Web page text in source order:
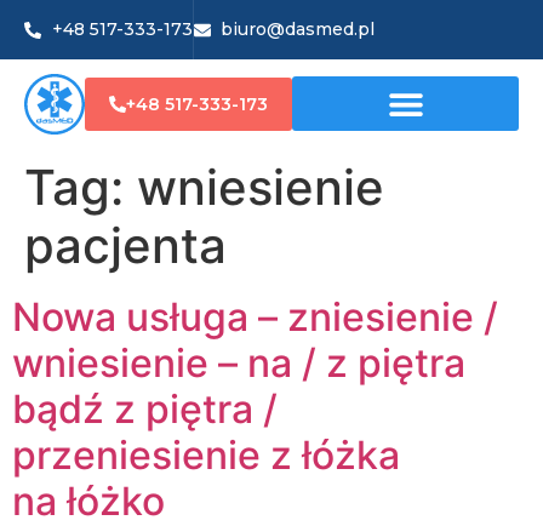
+48 517-333-173 biuro@dasmed.pl
+48 517-333-173
Tag: wniesienie
pacjenta
Nowa usługa – zniesienie /
wniesienie – na / z piętra
bądź z piętra /
przeniesienie z łóżka
na łóżko